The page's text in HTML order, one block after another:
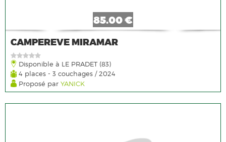
85.00 €
CAMPEREVE MIRAMAR
Disponible à LE PRADET (83)
4 places - 3 couchages / 2024
Proposé parYANICK